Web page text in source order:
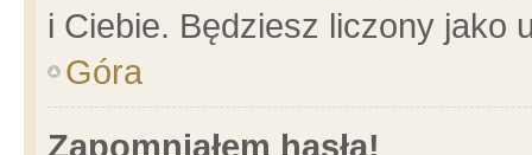
i Ciebie. Będziesz liczony jako
Góra
Zapomniałem hasła!